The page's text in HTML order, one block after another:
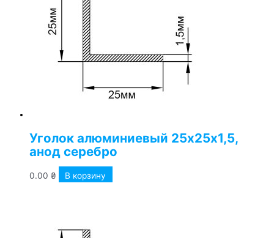
Уголок алюминиевый 25х25х1,5,
анод серебро
0.00 ₴ В корзину